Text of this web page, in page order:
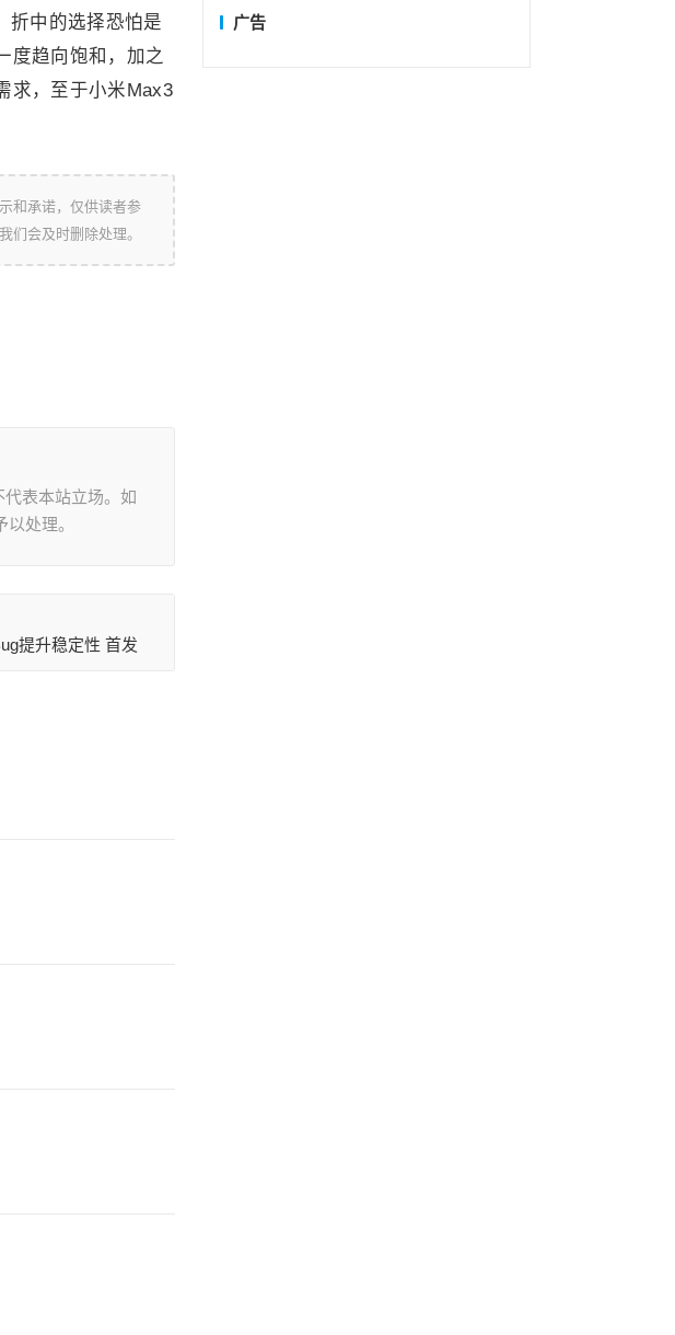
折中的选择恐怕是
度趋向饱和，加之
求，至于小米Max3
和承诺，仅供读者参
们会及时删除处理。
代表本站立场。如
处理。
提升稳定性 首发
广告